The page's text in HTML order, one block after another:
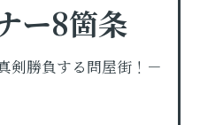
ー8箇条
剣勝負する問屋街！－